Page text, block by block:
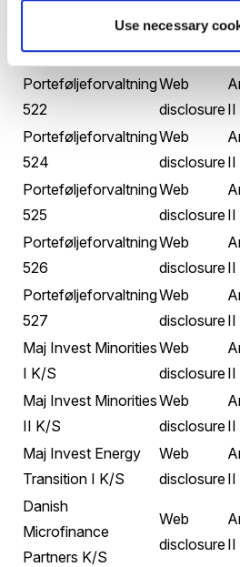
Use necessary
508
disclosureII
Porteføljeforvaltning
516
Web
disclosureII
Porteføljeforvaltning
522
Web
disclosureII
Porteføljeforvaltning
524
Web
disclosureII
Porteføljeforvaltning
525
Web
disclosureII
Porteføljeforvaltning
526
Web
disclosureII
Porteføljeforvaltning
527
Web
disclosureII
Maj Invest Minorities
I K/S
Web
disclosureII
Maj Invest Minorities
II K/S
Web
disclosureII
Maj Invest Energy
Transition I K/S
Web
disclosureII
Danish
Microfinance
Partners K/S
Web
disclosureII